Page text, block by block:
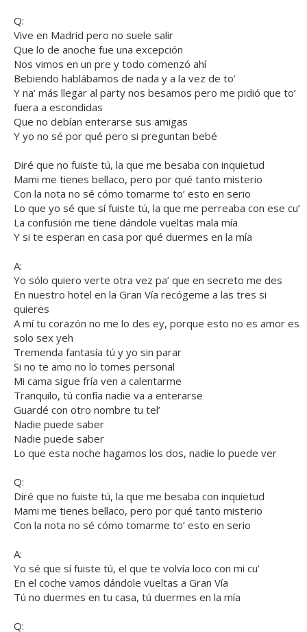
Q:
Vive en Madrid pero no suele salir
Que lo de anoche fue una excepción
Nos vimos en un pre y todo comenzó ahí
Bebiendo hablábamos de nada y a la vez de to’
Y na’ más llegar al party nos besamos pero me pidió que to’
fuera a escondidas
Que no debían enterarse sus amigas
Y yo no sé por qué pero si preguntan bebé
Diré que no fuiste tú, la que me besaba con inquietud
Mami me tienes bellaco, pero por qué tanto misterio
Con la nota no sé cómo tomarme to’ esto en serio
Lo que yo sé que sí fuiste tú, la que me perreaba con ese cu’
La confusión me tiene dándole vueltas mala mía
Y si te esperan en casa por qué duermes en la mía
A:
Yo sólo quiero verte otra vez pa’ que en secreto me des
En nuestro hotel en la Gran Vía recógeme a las tres si
quieres
A mí tu corazón no me lo des ey, porque esto no es amor es
solo sex yeh
Tremenda fantasía tú y yo sin parar
Si no te amo no lo tomes personal
Mi cama sigue fría ven a calentarme
Tranquilo, tú confía nadie va a enterarse
Guardé con otro nombre tu tel’
Nadie puede saber
Nadie puede saber
Lo que esta noche hagamos los dos, nadie lo puede ver
Q:
Diré que no fuiste tú, la que me besaba con inquietud
Mami me tienes bellaco, pero por qué tanto misterio
Con la nota no sé cómo tomarme to’ esto en serio
A:
Yo sé que sí fuiste tú, el que te volvía loco con mi cu’
En el coche vamos dándole vueltas a Gran Vía
Tú no duermes en tu casa, tú duermes en la mía
Q: